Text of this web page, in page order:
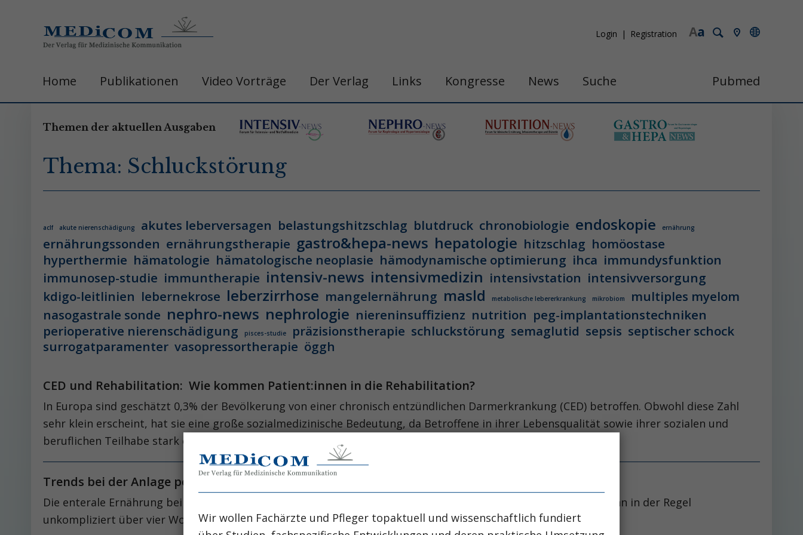
a
A
Login Registration
Home Publikationen Video Vorträge Der Verlag Links Kongresse News Suche Pubmed
Themen der aktuellen Ausgaben
Thema: Schluckstörung
aclf akute nierenschädigung akutes leberversagen belastungshitzschlag blutdruck chronobiologie endoskopie ernährung
ernährungssonden ernährungstherapie gastro&hepa-news hepatologie hitzschlag homöostase
hyperthermie hämatologie hämatologische neoplasie hämodynamische optimierung ihca immundysfunktion
immunosep-studie immuntherapie intensiv-news intensivmedizin intensivstation intensivversorgung
kdigo-leitlinien lebernekrose leberzirrhose mangelernährung masld metabolische lebererkrankung mikrobiom
multiples myelom
nasogastrale sonde nephro-news nephrologie niereninsuffizienz nutrition peg-implantationstechniken
perioperative nierenschädigung
pisces-studie präzisionstherapie schluckstörung semaglutid sepsis septischer schock
surrogatparamenter vasopressortherapie öggh
CED und Rehabilitation: Wie kommen Patient:innen in die Rehabilitation?
In Europa sind geschätzt 0,3% der Bevölkerung von einer chronisch entzündlichen Darmerkrankung (CED) betroffen. Obwohl diese Zahl
sehr klein erscheint, hat sie eine große sozialmedizinische Bedeutung, da Betroffene in ihrer Lebensqualität sowie ihrer sozialen und
beruflichen Teilhabe stark eingeschränkt sind.
Trends bei der Anlage perkutaner Magensonden: „Push, Pull oder Hybrid?“
Die enterale Ernährung bei Patienten mit Schluckstörungen oder Stenosen im oberen Gastrointestinaltrakt kann in der Regel
unkompliziert über vier Wochen mit einer nasogastralen Sonde aufrechterhalten werden.
Wir wollen Fachärzte und Pfleger topaktuell und wissenschaftlich fundiert